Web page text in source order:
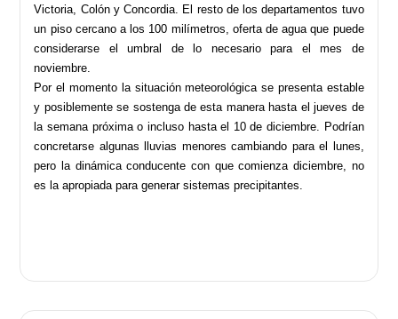
Victoria, Colón y Concordia. El resto de los departamentos tuvo
un piso cercano a los 100 milímetros, oferta de agua que puede
considerarse el umbral de lo necesario para el mes de
noviembre.
Por el momento la situación meteorológica se presenta estable
y posiblemente se sostenga de esta manera hasta el jueves de
la semana próxima o incluso hasta el 10 de diciembre. Podrían
concretarse algunas lluvias menores cambiando para el lunes,
pero la dinámica conducente con que comienza diciembre, no
es la apropiada para generar sistemas precipitantes.